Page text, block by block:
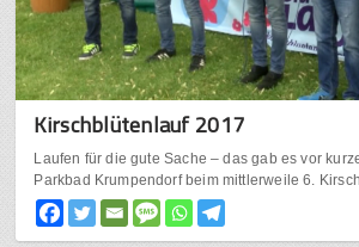
Kirschblütenlauf 2017
Laufen für die gute Sache – das gab es vor
Parkbad Krumpendorf beim mittlerweile 6.